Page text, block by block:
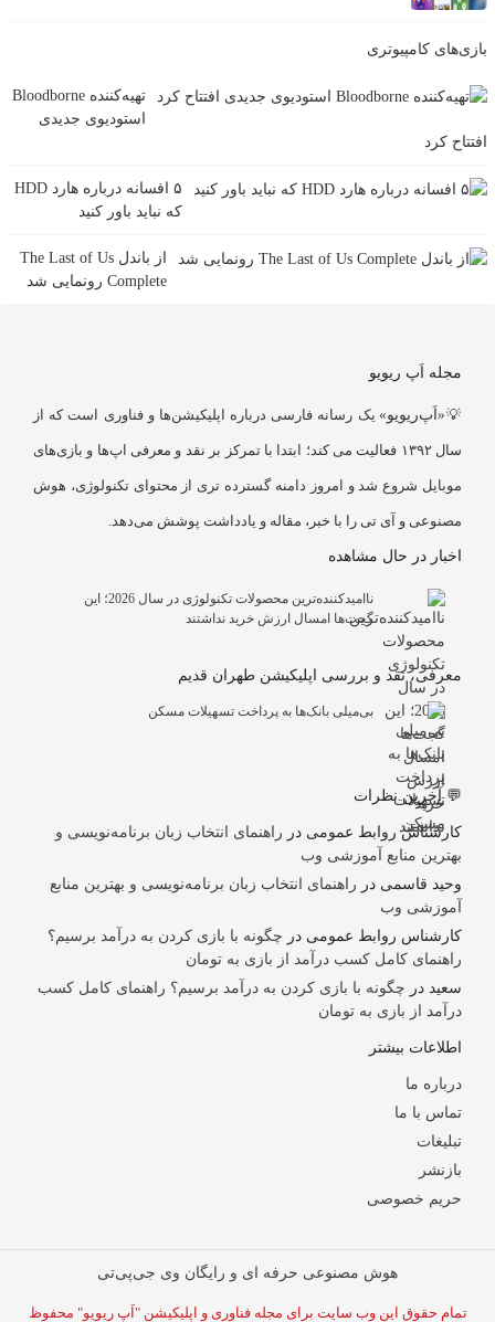
بازی‌های کامپیوتری
تهیه‌کننده Bloodborne
استودیوی جدیدی
افتتاح کرد
۵ افسانه درباره هارد HDD
که نباید باور کنید
از باندل The Last of Us
Complete رونمایی شد
مجله اَپ ریویو
💡«اَپ‌ریویو» یک رسانه فارسی درباره اپلیکیشن‌ها و فناوری است که از
سال ۱۳۹۲ فعالیت می کند؛ ابتدا با تمرکز بر نقد و معرفی اپ‌ها و بازی‌های
موبایل شروع شد و امروز دامنه گسترده تری از محتوای تکنولوژی، هوش
مصنوعی و آی تی را با خبر، مقاله و یادداشت پوشش می‌دهد.
اخبار در حال مشاهده
ناامیدکننده‌ترین محصولات تکنولوژی در سال 2026؛ این
گجت‌ها امسال ارزش خرید نداشتند
معرفی، نقد و بررسی اپلیکیشن طهران قدیم
بی‌میلی بانک‌ها به پرداخت تسهیلات مسکن
💬 آخرین نظرات
کارشناس روابط عمومیدر راهنمای انتخاب زبان برنامه‌نویسی و
بهترین منابع آموزشی وب
وحید قاسمیدر راهنمای انتخاب زبان برنامه‌نویسی و بهترین منابع
آموزشی وب
کارشناس روابط عمومیدر چگونه با بازی کردن به درآمد برسیم؟
راهنمای کامل کسب درآمد از بازی به تومان
سعیددر چگونه با بازی کردن به درآمد برسیم؟ راهنمای کامل کسب
درآمد از بازی به تومان
اطلاعات بیشتر
درباره ما
تماس با ما
تبلیغات
بازنشر
حریم خصوصی
هوش مصنوعی حرفه ای و رایگان وی جی‌پی‌تی
تمام حقوق این وب سایت برای مجله فناوری و اپلیکیشن "اَپ ریویو" محفوظ